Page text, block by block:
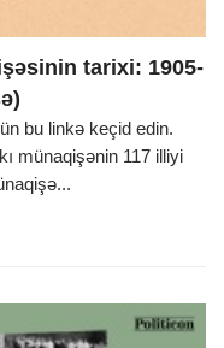
tarixi: 1905-
bu linkə keçid edin.
münaqişənin 117 illiyi